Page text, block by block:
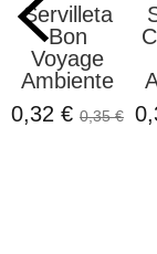
Servilleta
Bon
Voyage
Ambiente
0,32 € 0,35 €